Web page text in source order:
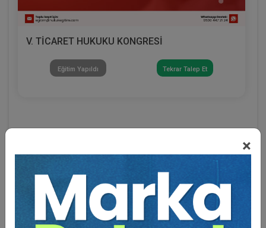
×
V. TİCARET HUKUKU KONGRESİ
Eğitim Yapıldı Tekrar Talep Et
Eğitmen Hakkında